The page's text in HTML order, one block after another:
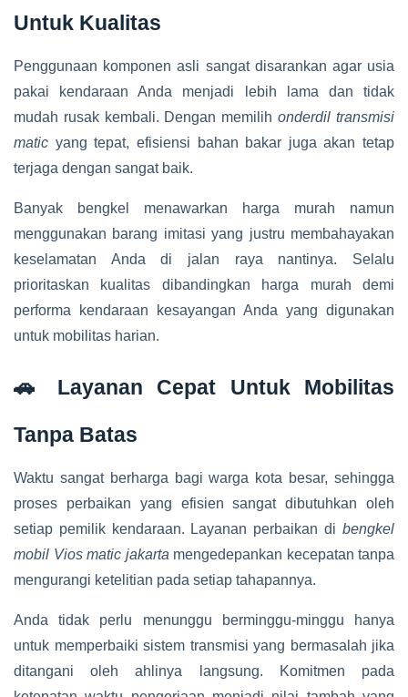
Untuk Kualitas
Penggunaan komponen asli sangat disarankan agar usia
pakai kendaraan Anda menjadi lebih lama dan tidak
mudah rusak kembali. Dengan memilihonderdil transmisi
matic yang tepat, efisiensi bahan bakar juga akan tetap
terjaga dengan sangat baik.
Banyak bengkel menawarkan harga murah namun
menggunakan barang imitasi yang justru membahayakan
keselamatan Anda di jalan raya nantinya. Selalu
prioritaskan kualitas dibandingkan harga murah demi
performa kendaraan kesayangan Anda yang digunakan
untuk mobilitas harian.
🚗 Layanan Cepat Untuk Mobilitas
Tanpa Batas
Waktu sangat berharga bagi warga kota besar, sehingga
proses perbaikan yang efisien sangat dibutuhkan oleh
setiap pemilik kendaraan. Layanan perbaikan di bengkel
mobil Vios matic jakarta mengedepankan kecepatan tanpa
mengurangi ketelitian pada setiap tahapannya.
Anda tidak perlu menunggu berminggu-minggu hanya
untuk memperbaiki sistem transmisi yang bermasalah jika
ditangani oleh ahlinya langsung. Komitmen pada